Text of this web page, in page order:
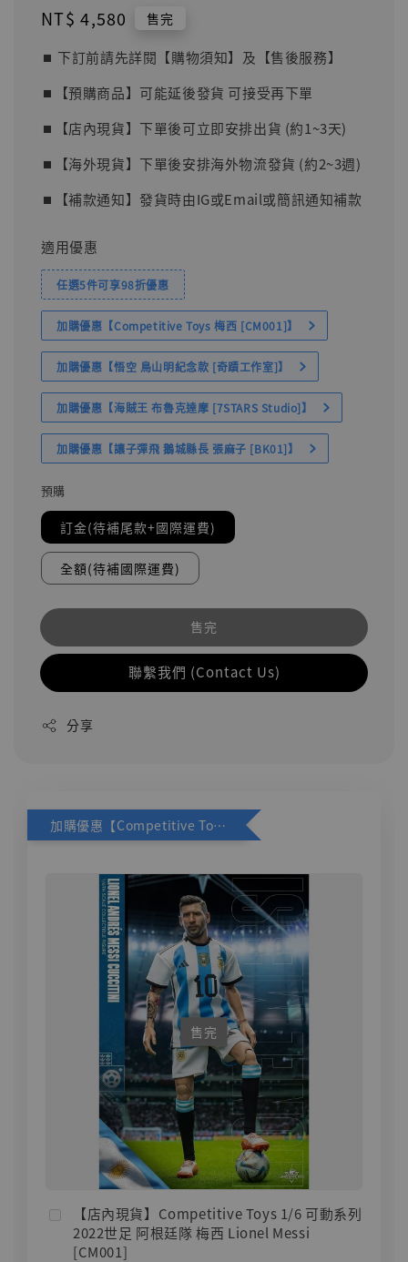
Regular
NT$ 4,580 售完
⏹︎ 下訂前請先詳閱【購物須知】及【售後服務】
⏹︎【預購商品】可能延後發貨 可接受再下單
⏹︎【店內現貨】下單後可立即安排出貨 (約1~3天)
⏹︎【海外現貨】下單後安排海外物流發貨 (約2~3週)
⏹︎【補款通知】發貨時由IG或Email或簡訊通知補款
適用優惠
任選5件可享98折優惠
加購優惠【Competitive Toys 梅西 [CM001]】
加購優惠【悟空 鳥山明紀念款 [奇蹟工作室]】
加購優惠【海賊王 布魯克達摩 [7STARS Studio]】
加購優惠【讓子彈飛 鵝城縣長 張麻子 [BK01]】
預購
訂金(待補尾款+國際運費)
全額(待補國際運費)
售完
聯繫我們 (Contact Us)
分享
加購優惠【Competitive Toys 梅西 [CM001]】
售完
【店內現貨】Competitive Toys 1/6 可動系列
2022世足 阿根廷隊 梅西 Lionel Messi
[CM001]